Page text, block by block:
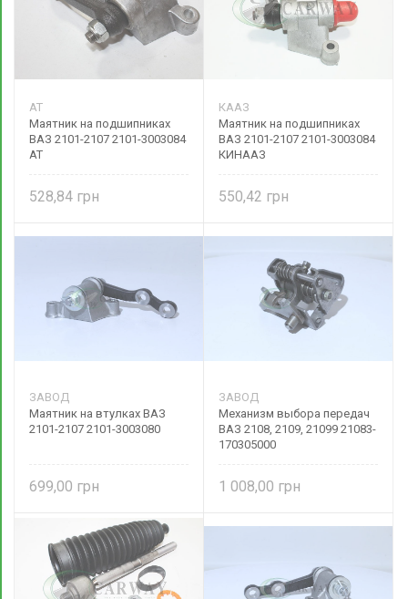
AT
Маятник на подшипниках
ВАЗ 2101-2107 2101-3003084
AT
528,84
КААЗ
Маятник на подшипниках
ВАЗ 2101-2107 2101-3003084
КИНААЗ
550,42
ЗАВОД
Маятник на втулках ВАЗ
2101-2107 2101-3003080
699,00
ЗАВОД
Механизм выбора передач
ВАЗ 2108, 2109, 21099 21083-
170305000
1 008,00